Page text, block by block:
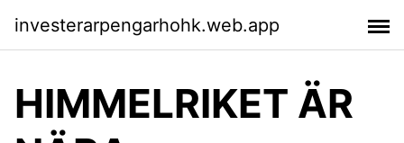
investerarpengarhohk.web.app
HIMMELRIKET ÄR